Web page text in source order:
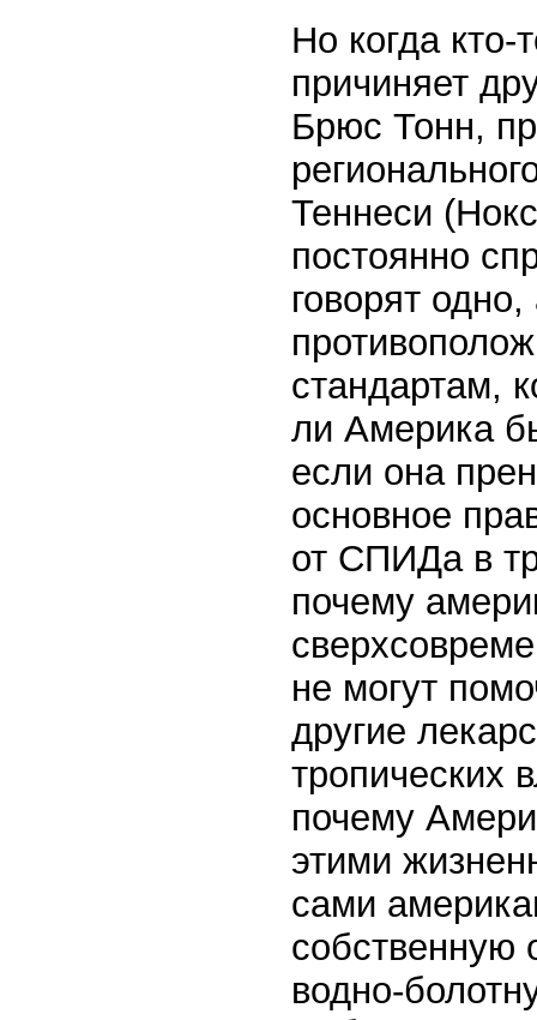
Но когда кто-
причиняет
Брюс Тонн,
Теннеси
постоянно
говорят
стандартам,
ли Америка
если она
основное
от СПИДа в
почему
не могут
другие
тропических
почему
этими
сами
водно-